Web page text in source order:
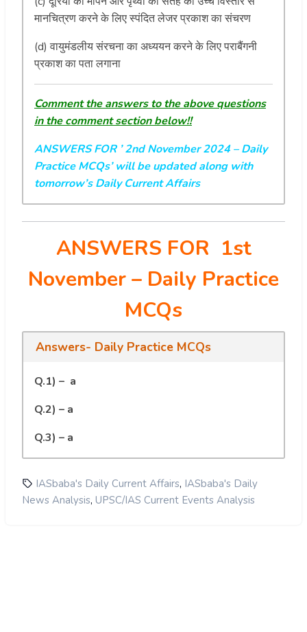
मानचित्रण करने के लिए स्पंदित लेजर प्रकाश का संचरण
(d) वायुमंडलीय संरचना का अध्ययन करने के लिए पराबैंगनी
प्रकाश का पता लगाना
Comment the answers to the above questions
in the comment section below!!
ANSWERS FOR ’ 2nd November 2024 – Daily
Practice MCQs’ will be updated along with
tomorrow’s Daily Current Affairs
ANSWERS FOR 1st
November– Daily Practice
MCQs
Answers- Daily Practice MCQs
Q.1) – a
Q.2) – a
Q.3) – a
IASbaba's Daily Current Affairs, IASbaba's Daily
News Analysis, UPSC/IAS Current Events Analysis